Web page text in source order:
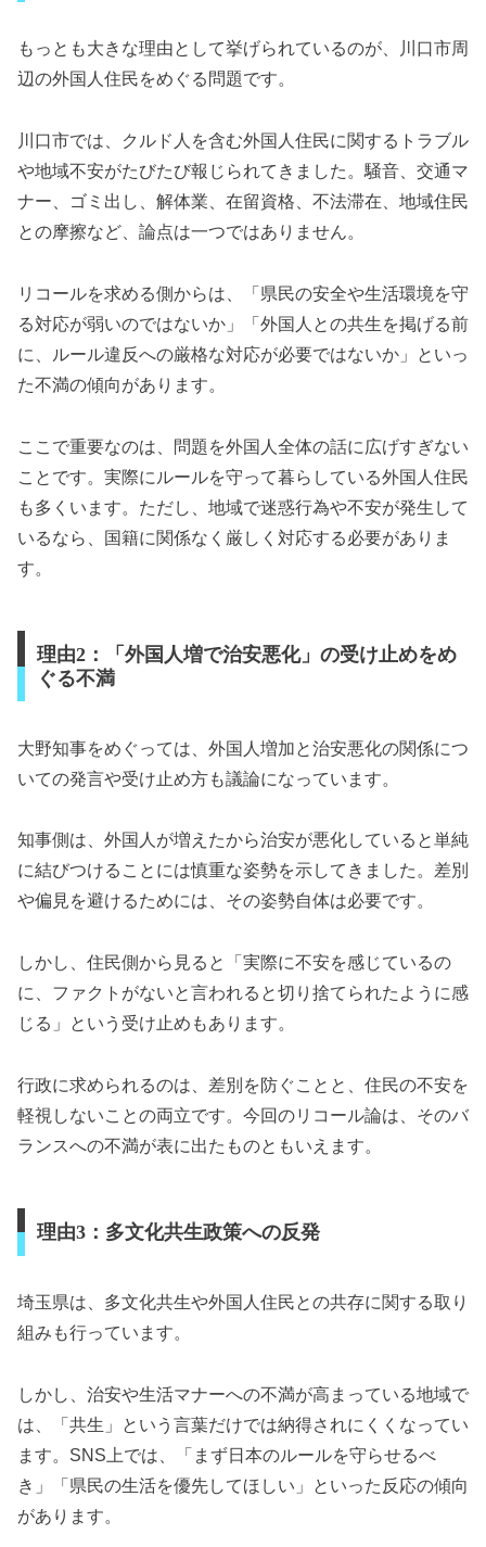
もっとも大きな理由として挙げられているのが、川口市周
辺の外国人住民をめぐる問題です。
川口市では、クルド人を含む外国人住民に関するトラブル
や地域不安がたびたび報じられてきました。騒音、交通マ
ナー、ゴミ出し、解体業、在留資格、不法滞在、地域住民
との摩擦など、論点は一つではありません。
リコールを求める側からは、「県民の安全や生活環境を守
る対応が弱いのではないか」「外国人との共生を掲げる前
に、ルール違反への厳格な対応が必要ではないか」といっ
た不満の傾向があります。
ここで重要なのは、問題を外国人全体の話に広げすぎない
ことです。実際にルールを守って暮らしている外国人住民
も多くいます。ただし、地域で迷惑行為や不安が発生して
いるなら、国籍に関係なく厳しく対応する必要がありま
す。
理由2：「外国人増で治安悪化」の受け止めをめ
ぐる不満
大野知事をめぐっては、外国人増加と治安悪化の関係につ
いての発言や受け止め方も議論になっています。
知事側は、外国人が増えたから治安が悪化していると単純
に結びつけることには慎重な姿勢を示してきました。差別
や偏見を避けるためには、その姿勢自体は必要です。
しかし、住民側から見ると「実際に不安を感じているの
に、ファクトがないと言われると切り捨てられたように感
じる」という受け止めもあります。
行政に求められるのは、差別を防ぐことと、住民の不安を
軽視しないことの両立です。今回のリコール論は、そのバ
ランスへの不満が表に出たものともいえます。
理由3：多文化共生政策への反発
埼玉県は、多文化共生や外国人住民との共存に関する取り
組みも行っています。
しかし、治安や生活マナーへの不満が高まっている地域で
は、「共生」という言葉だけでは納得されにくくなってい
ます。SNS上では、「まず日本のルールを守らせるべ
き」「県民の生活を優先してほしい」といった反応の傾向
があります。